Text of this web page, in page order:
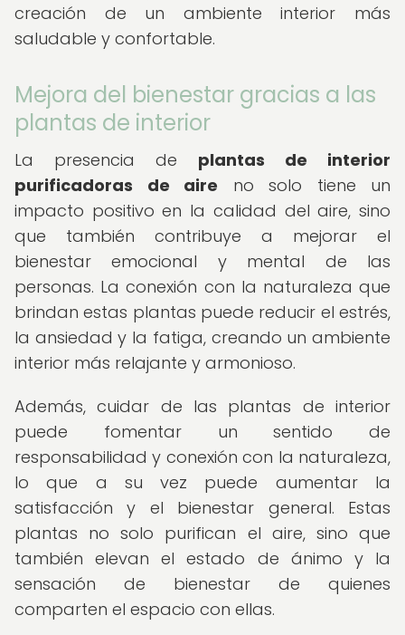
creación de un ambiente interior más
saludable y confortable.
Mejora del bienestar gracias a las
plantas de interior
La presencia de plantas de interior
purificadoras de aire no solo tiene un
impacto positivo en la calidad del aire, sino
que también contribuye a mejorar el
bienestar emocional y mental de las
personas. La conexión con la naturaleza que
brindan estas plantas puede reducir el estrés,
la ansiedad y la fatiga, creando un ambiente
interior más relajante y armonioso.
Además, cuidar de las plantas de interior
puede fomentar un sentido de
responsabilidad y conexión con la naturaleza,
lo que a su vez puede aumentar la
satisfacción y el bienestar general. Estas
plantas no solo purifican el aire, sino que
también elevan el estado de ánimo y la
sensación de bienestar de quienes
comparten el espacio con ellas.